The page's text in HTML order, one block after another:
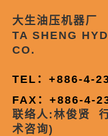
大生油压机器厂
TA SHENG
CO.
TEL：+886-4-
FAX：+886-4-
联络人:林俊贤
术咨询)